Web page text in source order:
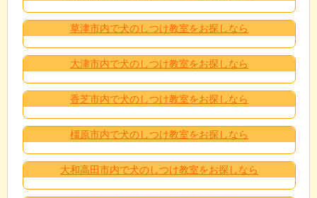
草津市内で犬のしつけ教室をお探しなら
大津市内で犬のしつけ教室をお探しなら
香芝市内で犬のしつけ教室をお探しなら
橿原市内で犬のしつけ教室をお探しなら
大和高田市内で犬のしつけ教室をお探しなら